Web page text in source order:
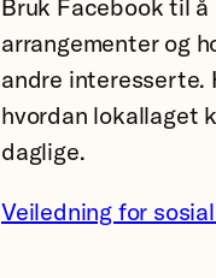
Bruk Facebook til
arrangementer og
andre interesserte.
hvordan lokallaget
daglige.
Veiledning for